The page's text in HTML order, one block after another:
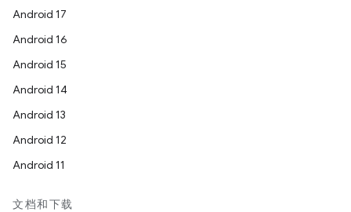
Android 17
Android 16
Android 15
Android 14
Android 13
Android 12
Android 11
文档和下载